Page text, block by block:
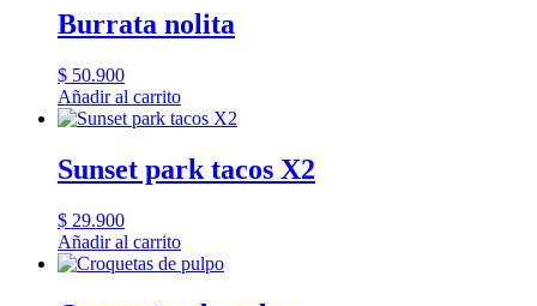
Burrata nolita
$ 50.900
Añadir al carrito
Sunset park tacos X2
$ 29.900
Añadir al carrito